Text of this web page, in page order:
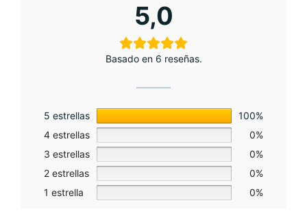
5,0
Basado en 6 reseñas.
5 estrellas
100%
4 estrellas
0%
3 estrellas
0%
2 estrellas
0%
1 estrella
0%